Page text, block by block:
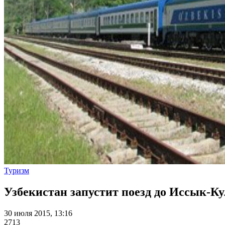
Туризм
Узбекистан запустит поезд до Иссык-
30 июля 2015, 13:16
2713